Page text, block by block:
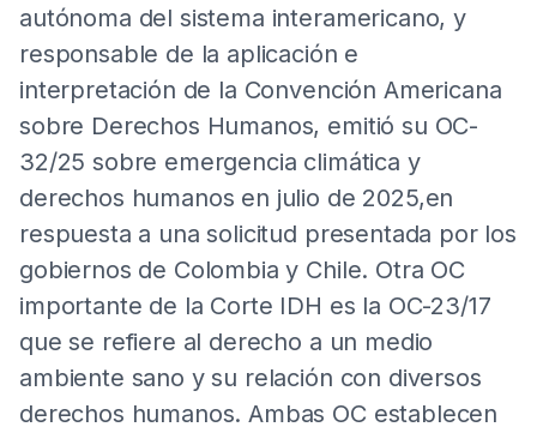
autónoma del sistema interamericano, y
responsable de la aplicación e
interpretación de la Convención Americana
sobre Derechos Humanos, emitió su OC-
32/25 sobre emergencia climática y
derechos humanos en julio de 2025,en
respuesta a una solicitud presentada por los
gobiernos de Colombia y Chile. Otra OC
importante de la Corte IDH es la OC-23/17
que se refiere al derecho a un medio
ambiente sano y su relación con diversos
derechos humanos. Ambas OC establecen